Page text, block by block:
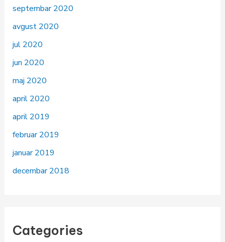
septembar 2020
avgust 2020
jul 2020
jun 2020
maj 2020
april 2020
april 2019
februar 2019
januar 2019
decembar 2018
Categories